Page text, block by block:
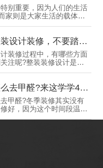
别重要，因为人们的生活
家则是大家生活的载体，
就显得尤为重要了，为了
理解和应用家居装修装饰
面惠格装饰就来给大家仔
注意房屋整装设计装修，不要踏进“雷区”
装修过程中，有哪些方面
注呢?整装装修设计是全
细节都可能影响到我们的
如果选择房屋整装设计装
前了解一些细节与要点，
饰就来给大家介绍一下。
冬季装修怎么去甲醛?来这学学4个好窍门
甲醛?冬季装修其实没有
好，因为这个时间段温度
室内甲醛的挥发，而冬季
来给大家介绍一下。